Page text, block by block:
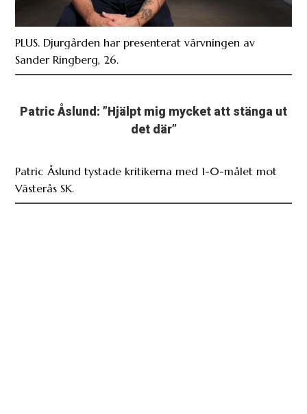
PLUS. Djurgården har presenterat värvningen av
Sander Ringberg, 26.
Patric Åslund: ”Hjälpt mig mycket att stänga ut
det där”
Patric Åslund tystade kritikerna med 1-0-målet mot
Västerås SK.